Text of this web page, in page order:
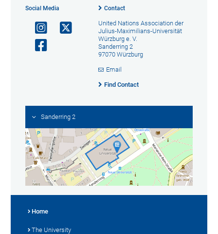
Social Media Contact
United Nations Association der
Julius-Maximilians-Universität
Würzburg e. V.
Sanderring 2
97070 Würzburg
Email
Find Contact
Sanderring 2
Home
The University